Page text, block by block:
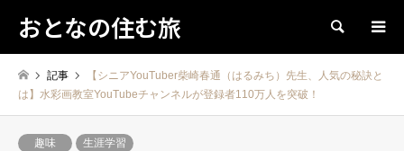
おとなの住む旅 検索
記事
【シニアYouTuber柴崎春通（はるみち）先生、人気の秘訣と
は】水彩画教室YouTubeチャンネルが登録者110万人を突破！
趣味 生涯学習